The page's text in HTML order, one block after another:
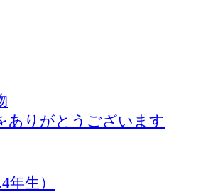
ありがとうございます
年生）